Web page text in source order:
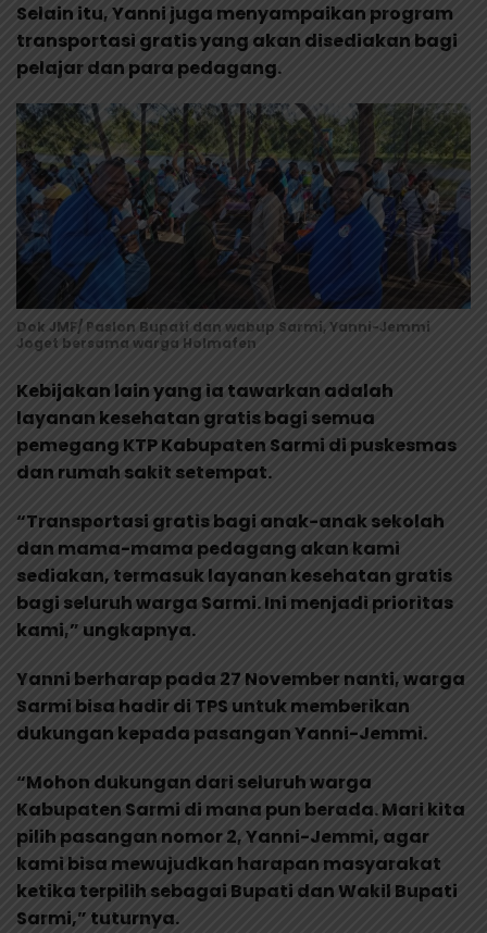
Selain itu, Yanni juga menyampaikan program
transportasi gratis yang akan disediakan bagi
pelajar dan para pedagang.
Dok JMF/ Paslon Bupati dan wabup Sarmi, Yanni-Jemmi
Joget bersama warga Holmafen
Kebijakan lain yang ia tawarkan adalah
layanan kesehatan gratis bagi semua
pemegang KTP Kabupaten Sarmi di puskesmas
dan rumah sakit setempat.
“Transportasi gratis bagi anak-anak sekolah
dan mama-mama pedagang akan kami
sediakan, termasuk layanan kesehatan gratis
bagi seluruh warga Sarmi. Ini menjadi prioritas
kami,” ungkapnya.
Yanni berharap pada 27 November nanti, warga
Sarmi bisa hadir di TPS untuk memberikan
dukungan kepada pasangan Yanni-Jemmi.
“Mohon dukungan dari seluruh warga
Kabupaten Sarmi di mana pun berada. Mari kita
pilih pasangan nomor 2, Yanni-Jemmi, agar
kami bisa mewujudkan harapan masyarakat
ketika terpilih sebagai Bupati dan Wakil Bupati
Sarmi,” tuturnya.